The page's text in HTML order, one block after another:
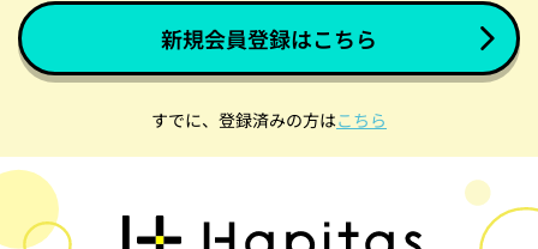
新規会員登録はこちら
すでに、登録済みの方はこちら